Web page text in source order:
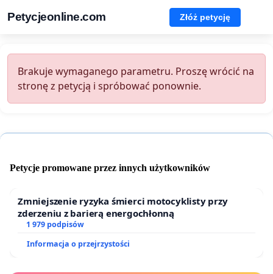
Petycjeonline.com Złóż petycję
Brakuje wymaganego parametru. Proszę wrócić na
stronę z petycją i spróbować ponownie.
Petycje promowane przez innych użytkowników
Zmniejszenie ryzyka śmierci motocyklisty przy
zderzeniu z barierą energochłonną
1 979 podpisów
Informacja o przejrzystości